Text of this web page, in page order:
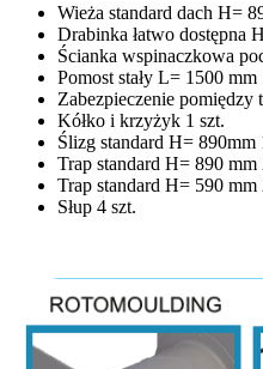
Wieża standard dach H=
Drabinka łatwo dostępna
Ścianka wspinaczkowa
Pomost stały L= 1500 mm
Zabezpieczenie pomiędzy
Kółko i krzyżyk 1 szt.
Ślizg standard H= 890mm
Trap standard H= 890 mm
Trap standard H= 590 mm
Słup 4 szt.